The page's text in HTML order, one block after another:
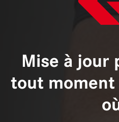
Mise à jour
tout moment